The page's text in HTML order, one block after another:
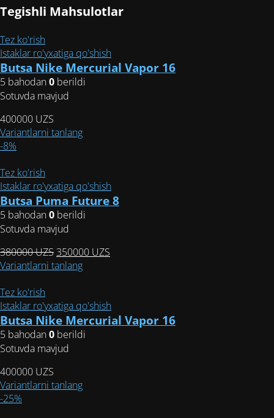
Tegishli Mahsulotlar
Tez ko'rish
Istaklar ro'yxatiga qo'shish
Butsa Nike Mercurial Vapor 16
5 bahodan0 berildi
Sotuvda mavjud
400000 UZS
Variantlarni tanlangЭтот
вариаций.
Опции
можно
странице
товара.
-8%
Tez ko'rish
Istaklar ro'yxatiga qo'shish
Butsa Puma Future 8
5 bahodan0 berildi
Sotuvda mavjud
380000UZS Первоначальная
цена
350000 UZS
Variantlarni tanlangЭтот
несколько
вариаций.
Опции
странице
Tez ko'rish
Istaklar ro'yxatiga qo'shish
Butsa Nike Mercurial Vapor 16
5 bahodan0 berildi
Sotuvda mavjud
400000 UZS
Variantlarni tanlangЭтот
-25%